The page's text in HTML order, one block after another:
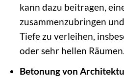
kann dazu beitragen,
zusammenzubringen
Tiefe zu verleihen,
oder sehr hellen Räumen.
Betonung von